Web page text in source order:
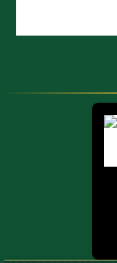
. التثريب :